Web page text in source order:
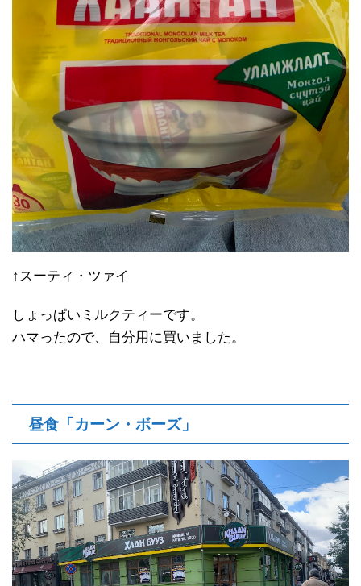
↑スーティ・ツァイ
しょっぱいミルクティーです。
ハマったので、自分用に買いました。
昼食「カーン・ボーズ」